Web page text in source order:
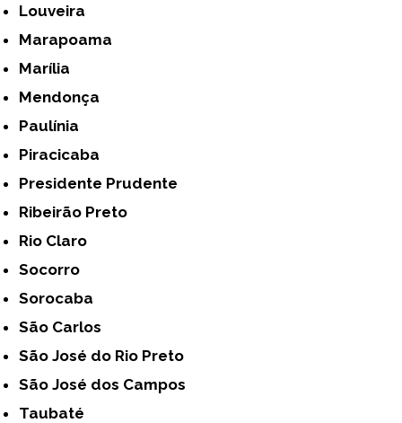
Louveira
Marapoama
Marília
Mendonça
Paulínia
Piracicaba
Presidente Prudente
Ribeirão Preto
Rio Claro
Socorro
Sorocaba
São Carlos
São José do Rio Preto
São José dos Campos
Taubaté